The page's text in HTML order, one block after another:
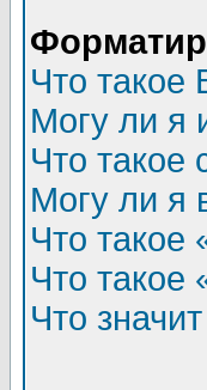
Что такое
Могу ли я
Что такое
Могу ли я
Что такое
Что такое
Что